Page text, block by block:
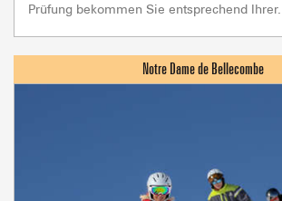
Prüfung bekommen Sie entsprechend Ihrer...